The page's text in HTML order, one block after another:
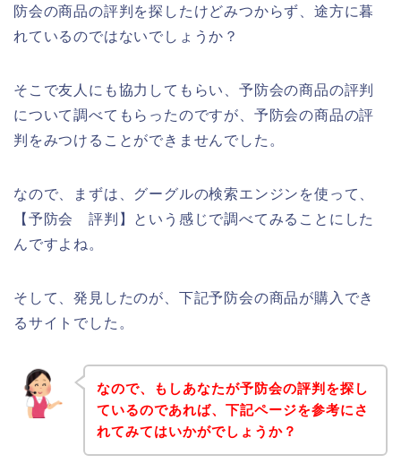
防会の商品の評判を探したけどみつからず、途方に暮
れているのではないでしょうか？
そこで友人にも協力してもらい、予防会の商品の評判
について調べてもらったのですが、予防会の商品の評
判をみつけることができませんでした。
なので、まずは、グーグルの検索エンジンを使って、
【予防会 評判】という感じで調べてみることにした
んですよね。
そして、発見したのが、下記予防会の商品が購入でき
るサイトでした。
なので、もしあなたが予防会の評判を探し
ているのであれば、下記ページを参考にさ
れてみてはいかがでしょうか？